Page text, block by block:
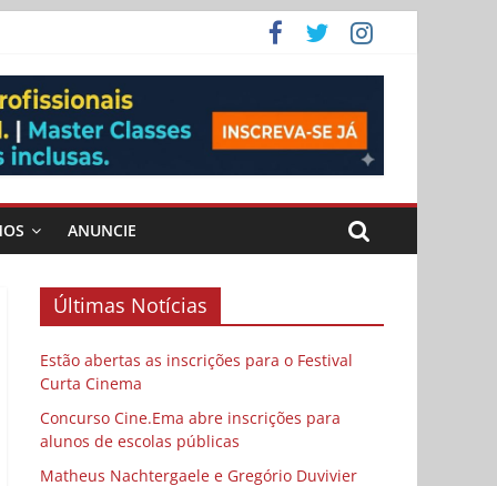
ANUNCIE
Últimas Notícias
Estão abertas as inscrições para o Festival
Curta Cinema
Concurso Cine.Ema abre inscrições para
alunos de escolas públicas
Matheus Nachtergaele e Gregório Duvivier